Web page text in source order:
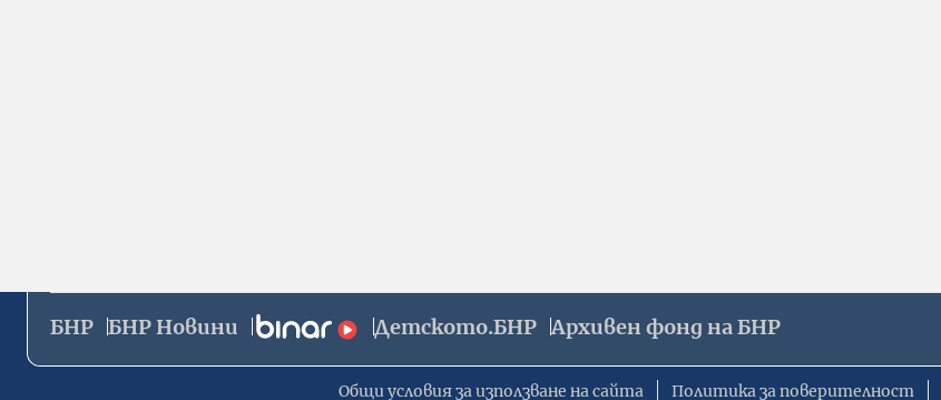
БНР БНР Новини Детското.БНР Архивен фонд на БНР
Общи условия за използване на сайта Политика за поверителност